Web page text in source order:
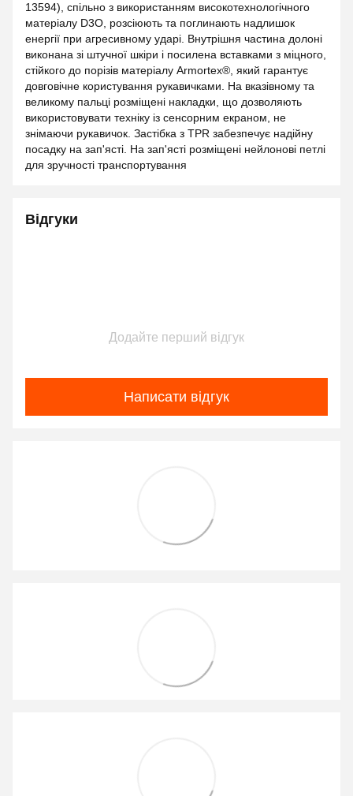
13594), спільно з використанням високотехнологічного
матеріалу D3O, розсіюють та поглинають надлишок
енергії при агресивному ударі. Внутрішня частина долоні
виконана зі штучної шкіри і посилена вставками з міцного,
стійкого до порізів матеріалу Armortex®, який гарантує
довговічне користування рукавичками. На вказівному та
великому пальці розміщені накладки, що дозволяють
використовувати техніку із сенсорним екраном, не
знімаючи рукавичок. Застібка з TPR забезпечує надійну
посадку на зап'ясті. На зап'ясті розміщені нейлонові петлі
для зручності транспортування
Відгуки
Додайте перший відгук
Написати відгук